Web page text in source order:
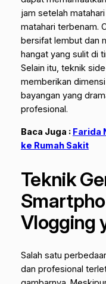
jam setelah
matahari terbenam.
bersifat lembut dan
hangat yang sulit di
Selain itu, teknik
memberikan
bayangan yang
profesional.
Baca Juga : Farida
ke Rumah Sakit
Teknik
Vlogging
Salah satu
dan profesional